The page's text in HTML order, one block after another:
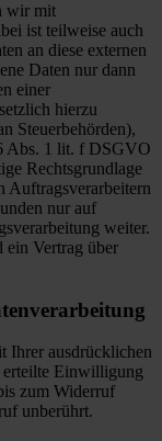
wir mit
ist teilweise auch
an diese externen
Daten nur dann
einer
hierzu
Steuerbehörden),
Abs. 1 lit. f DSGVO
Rechtsgrundlage
Auftragsverarbeitern
nur auf
weiter.
ein Vertrag über
Ihrer ausdrücklichen
erteilte Einwilligung
zum Widerruf
unberührt.